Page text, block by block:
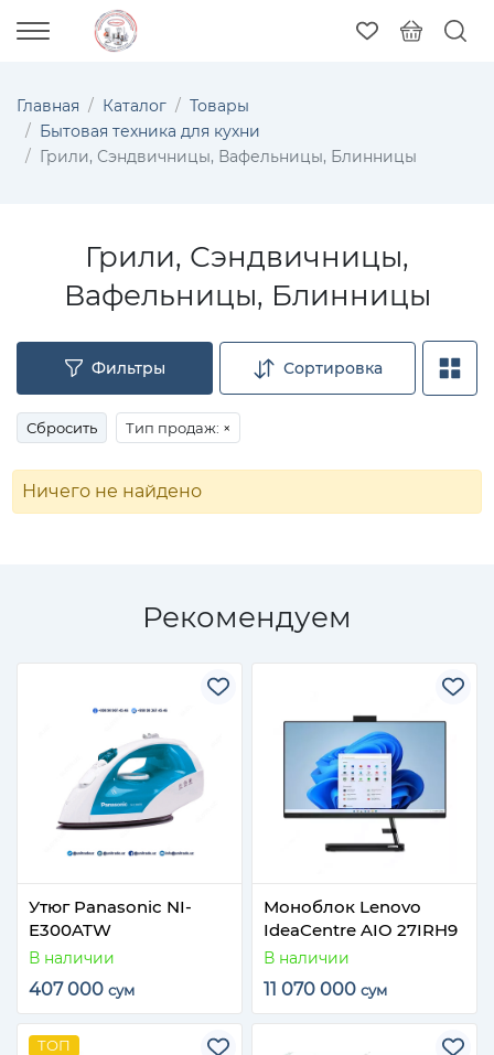
Главная Каталог
Товары
Бытовая техника для кухни
Грили, Сэндвичницы, Вафельницы, Блинницы
Грили, Сэндвичницы,
Вафельницы, Блинницы
Фильтры Сортировка
Сбросить Тип продаж: ×
Ничего не найдено
Рекомендуем
Утюг Panasonic NI-
E300ATW
В наличии
407 000 сум
Моноблок Lenovo
IdeaCentre AIO 27IRH9
В наличии
11 070 000 сум
ТОП